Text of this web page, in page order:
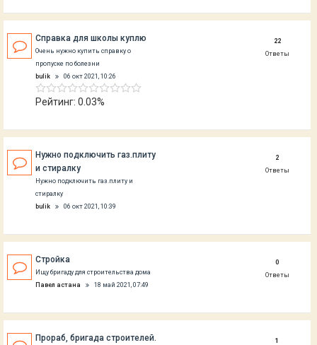
Справка для школы куплю
Очень нужно купить справку о
пропуске по болезни
bulik
06 окт 2021, 10:26
Рейтинг: 0.03%
22
Ответы
Нужно подключить газ.плиту
и стиралку
Нужно подключить газ.плиту и
стиралку
bulik
06 окт 2021, 10:39
2
Ответы
Стройка
Ищу бригаду для строительства дома
Павел астана
18 май 2021, 07:49
0
Ответы
Прораб, бригада строителей.
1